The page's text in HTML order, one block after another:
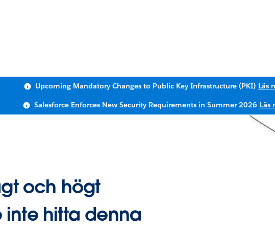
Upcoming Mandatory Changes to Public Key Infrastructure (PKI) Läs
Salesforce Enforces New Security Requirements in Summer 2026 Läs
och högt
inte hitta denna